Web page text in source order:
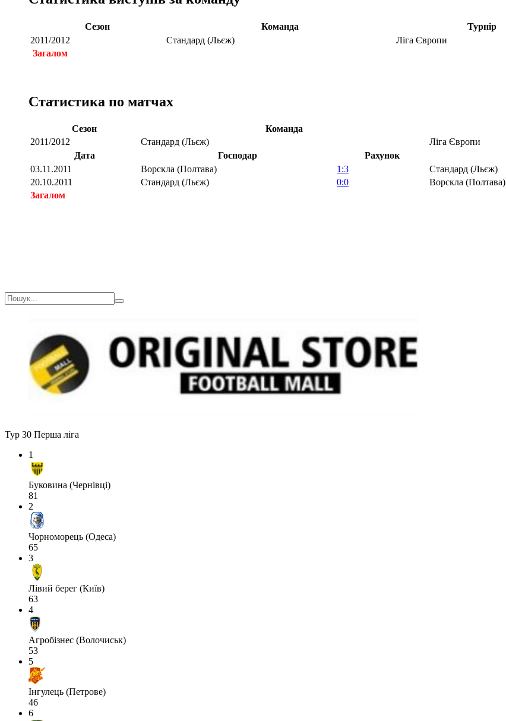
Сезон Команда Турнір
2011/2012
Стандард (Льєж) Ліга Європи
Загалом
Статистика по матчах
Сезон Команда
2011/2012
Стандард (Льєж)
Ліга Європи
Дата
Господар Рахунок
03.11.2011
Ворскла (Полтава) 1:3 Стандард (Льєж)
20.10.2011
Стандард (Льєж) 0:0 Ворскла (Полтава)
Загалом
Тур 30 Перша ліга
1
Буковина (Чернівці)
81
2
Чорноморець (Одеса)
65
3
Лівий берег (Київ)
63
4
Агробізнес (Волочиськ)
53
5
Інгулець (Петрове)
46
6